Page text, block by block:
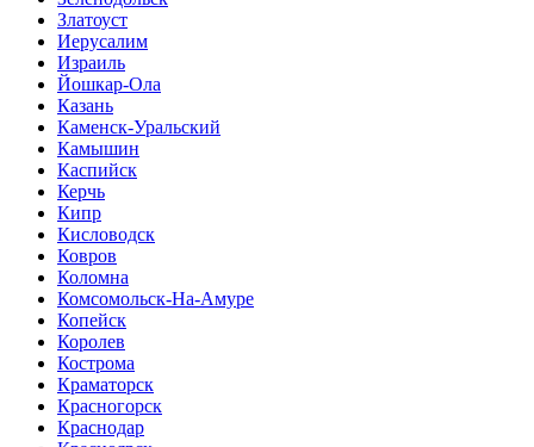
Златоуст
Иерусалим
Израиль
Йошкар-Ола
Казань
Каменск-Уральский
Камышин
Каспийск
Керчь
Кипр
Кисловодск
Ковров
Коломна
Комсомольск-На-Амуре
Копейск
Королев
Кострома
Краматорск
Красногорск
Краснодар